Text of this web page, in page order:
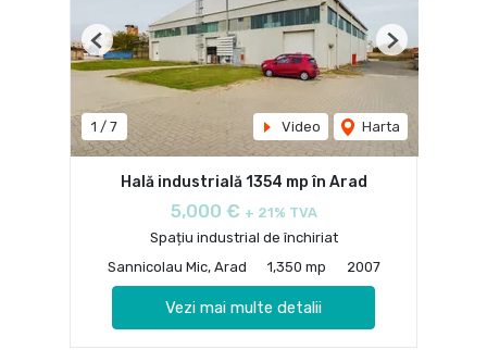
1 / 7 Video Harta
Previous Next
Hală industrială 1354 mp în Arad
5,000 € + 21% TVA
Spațiu industrial de închiriat
Sannicolau Mic, Arad
1,350 mp 2007
Vezi mai multe detalii